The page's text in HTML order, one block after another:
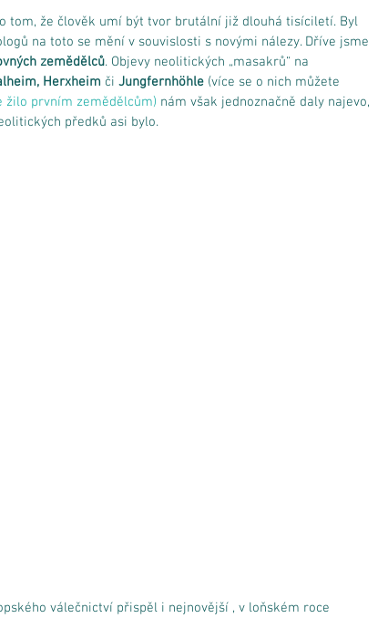
tom, že člověk umí být tvor brutální již dlouhá tisíciletí. Byl
na toto se mění v souvislosti s novými nálezy. Dříve jsme
zemědělců. Objevy neolitických „masakrů“ na
Herxheim či Jungfernhöhle (více se o nich můžete
žilo prvním zemědělcům) nám však jednoznačně daly najevo,
předků asi bylo.
válečnictví přispěl i nejnovější , v loňském roce